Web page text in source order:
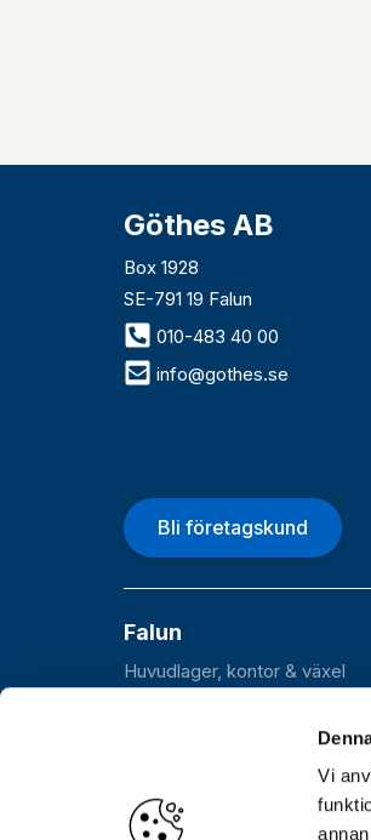
Vi
Göthes AB
Box 1928
SE-791 19 Falun
010-483 40 00
info@gothes.se
Bli företagskund
Falun
Huvudlager, kontor & växel